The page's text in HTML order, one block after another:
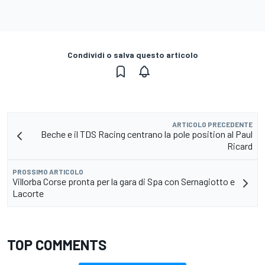
Condividi o salva questo articolo
ARTICOLO PRECEDENTE
Beche e il TDS Racing centrano la pole position al Paul
Ricard
PROSSIMO ARTICOLO
Villorba Corse pronta per la gara di Spa con Sernagiotto e
Lacorte
TOP COMMENTS